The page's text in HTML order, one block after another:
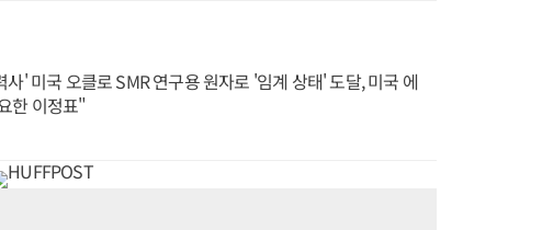
사' 미국 오클로 SMR 연구용 원자로 '임계 상태' 도달, 미국 에
한 이정표"